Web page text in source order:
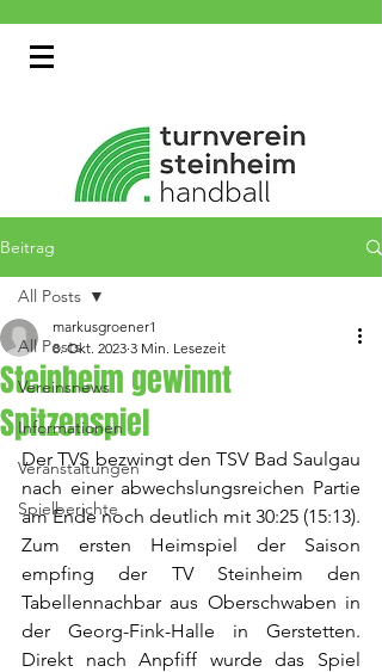
Beitrag
All Posts
Vereinsnews
Informationen
Veranstaltungen
Spielberichte
All Posts
Steinheim gewinnt
Spitzenspiel
markusgroener1
8. Okt. 2023 3 Min. Lesezeit
Der TVS bezwingt den TSV Bad Saulgau
nach einer abwechslungsreichen Partie
am Ende noch deutlich mit 30:25 (15:13).
Zum ersten Heimspiel der Saison
empfing der TV Steinheim den
Tabellennachbar aus Oberschwaben in
der Georg-Fink-Halle in Gerstetten.
Direkt nach Anpfiff wurde das Spiel